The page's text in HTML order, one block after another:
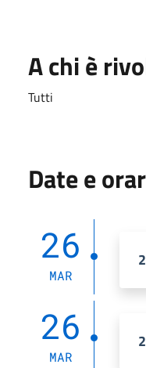
A chi è
Tutti
Date e
26
MAR
26
MAR